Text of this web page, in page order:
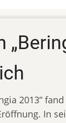
2013“
In